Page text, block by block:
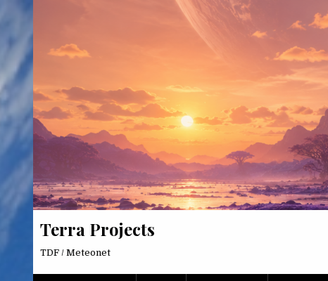
content
Terra Projects
TDF / Meteonet